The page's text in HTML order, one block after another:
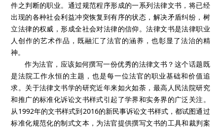
件之判断的职业。通过规范程序形成的一系列法律文书，将已经
出现的各种社会利益冲突恢复到有序的状态，解决矛盾纠纷，树
立法律的权威，形成全社会对法律的信仰。法律文书是法律职业
人创作的艺术作品，既融汇了法官的涵养，也彰显了法治的精
神。
作为法官，应该如何撰写一份优秀的法律文书？这个话题既
是法院工作永恒的主题，也是每一位法官的职业基础和价值追
求。关于法律文书学的研究近年来如火如荼，最高人民法院研究
和推广的标准化诉讼文书样式引起了学界和实务界的广泛关注。
从1992年的文书样式到2016的新民事诉讼文书样式，都试图通过
标准化规范化的制式文本，为法官提供撰写文书的工具和裁判案